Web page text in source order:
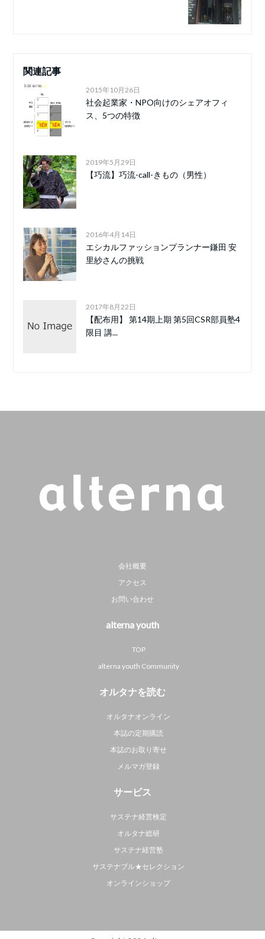
関連記事
2015年10月26日
社会起業家・NPO向けのシェアオフィ
ス、5つの特徴
2019年5月29日
【巧流】巧流-call-きもの（男性）
2016年4月14日
エシカルファッションプランナー鎌田 安
里紗さんの挑戦
2017年8月22日
【配布用】 第14期上期 第5回CSR部員塾4
限目 講...
会社概要
アクセス
お問い合わせ
alterna youth
TOP
alterna youth Community
オルタナを読む
オルタナオンライン
本誌の定期購読
本誌のお取り寄せ
メルマガ登録
サービス
サステナ経営検定
オルタナ総研
サステナ経営塾
サステナブル★セレクション
オンラインショップ